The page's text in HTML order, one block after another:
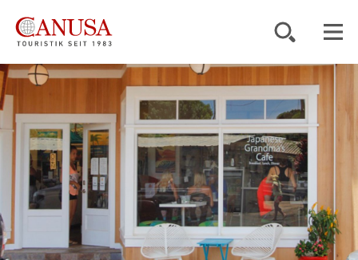
Reiseziele
Reisearten
Inspiration